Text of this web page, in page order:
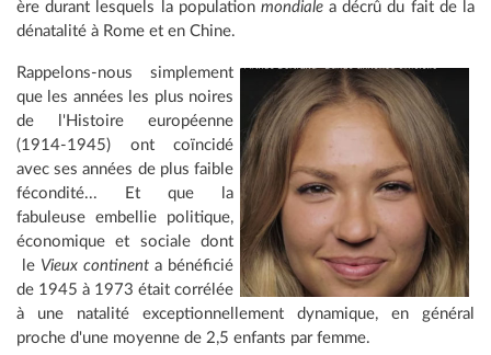
ère durant lesquels la population mondialea décrû du fait de la
dénatalité à Rome et en Chine.
Rappelons-nous simplement
que les années les plus noires
de l'Histoire européenne
(1914-1945) ont coïncidé
avec ses années de plus faible
fécondité... Et que la
fabuleuse embellie politique,
économique et sociale dont
le Vieux continent a bénéficié
de 1945 à 1973 était corrélée
à une natalité exceptionnellement dynamique, en général
proche d'une moyenne de 2,5 enfants par femme.